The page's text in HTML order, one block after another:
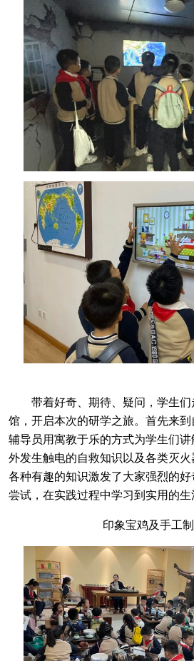
带着好奇、期待、疑问，学生
馆，开启本次的研学之旅。首先来
辅导员用寓教于乐的方式为学生们
外发生触电的自救知识以及各类灭火
各种有趣的知识激发了大家强烈的
尝试，在实践过程中学习到实用的生
印象宝鸡及手工